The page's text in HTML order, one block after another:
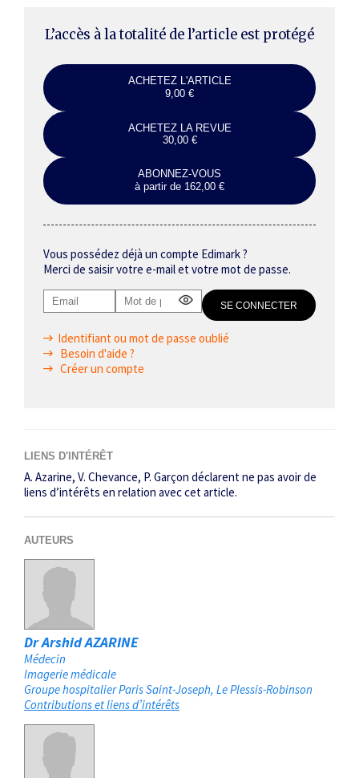
L’accès à la totalité de l’article est protégé
ACHETEZ L'ARTICLE
9,00 €
ACHETEZ LA REVUE
30,00 €
ABONNEZ-VOUS
à partir de 162,00 €
Vous possédez déjà un compte Edimark ?
Merci de saisir votre e-mail et votre mot de passe.
Identifiant ou mot de passe oublié
Besoin d'aide ?
Créer un compte
LIENS D'INTÉRÊT
A. Azarine, V. Chevance, P. Garçon déclarent ne pas avoir de
liens d’intérêts en relation avec cet article.
AUTEURS
Dr Arshid AZARINE
Médecin
Imagerie médicale
Groupe hospitalier Paris Saint-Joseph Le Plessis-Robinson
Contributions et liens d’intérêts